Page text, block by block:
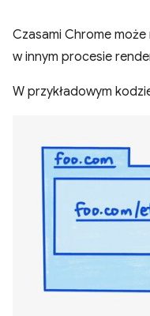
Czasami Chrome
w innym procesie
W przykładowym